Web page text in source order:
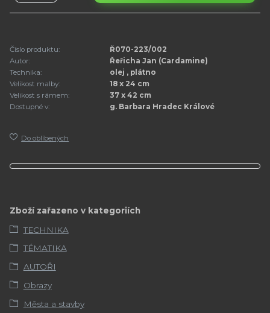
Číslo produktu:
Ř070-223/002
Autor:
Řeřicha Jan (Cardamine)
Technika:
olej , plátno
Velikost malby:
18 x 24 cm
Velikost s rámem:
37 x 42 cm
Dostupné v:
g. Barbara Hradec Králové
Do oblíbených
Zboží zařazeno v kategoriích
TECHNIKA
TÉMATIKA
AUTOŘI
Obrazy
Města a stavby